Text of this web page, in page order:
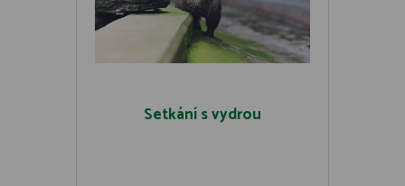
Setkání s vydrou